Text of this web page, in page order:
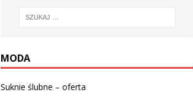
MODA
Suknie ślubne – oferta